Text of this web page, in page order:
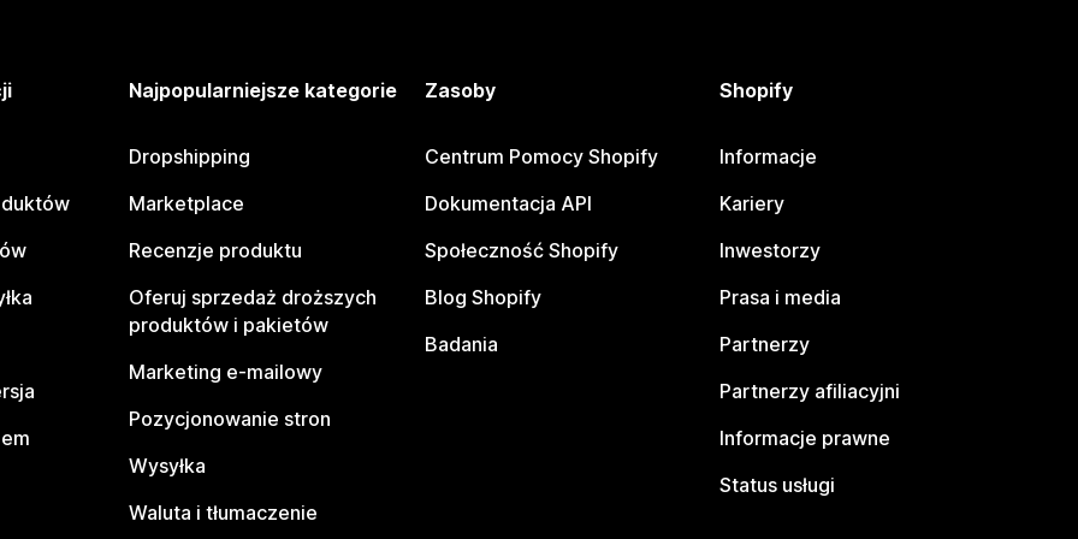
Najpopularniejsze kategorie
Dropshipping
Marketplace
Recenzje produktu
Oferuj sprzedaż droższych
produktów i pakietów
Marketing e-mailowy
Pozycjonowanie stron
Wysyłka
Waluta i tłumaczenie
Zasoby
Centrum Pomocy Shopify
Dokumentacja API
Społeczność Shopify
Blog Shopify
Badania
Shopify
Informacje
Kariery
Inwestorzy
Prasa i media
Partnerzy
Partnerzy afiliacyjni
Informacje prawne
Status usługi